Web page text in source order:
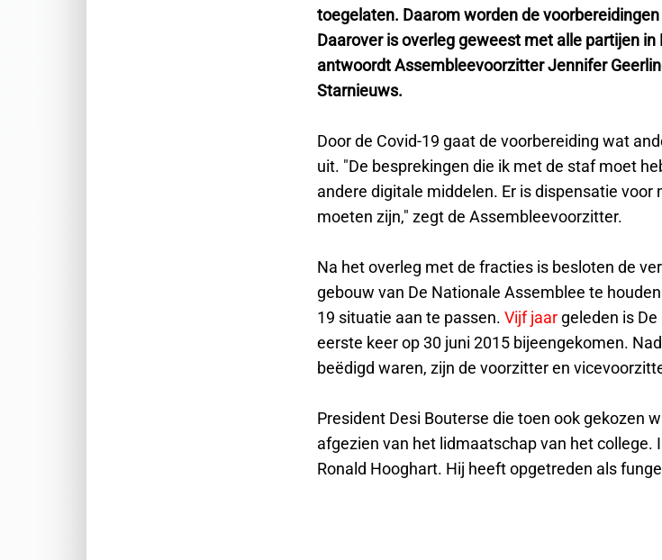
toegelaten. Daarom worden de
Daarover is overleg geweest met alle partijen
antwoordt Assembleevoorzitter Jennifer
Starnieuws.
Door de Covid-19 gaat de voorbereiding wat
uit. "De besprekingen die ik met de staf moet
andere digitale middelen. Er is dispensatie voor
moeten zijn," zegt de Assembleevoorzitter.
Na het overleg met de fracties is besloten de
gebouw van De Nationale Assemblee te
19 situatie aan te passen. Vijf jaar geleden is
eerste keer op 30 juni 2015 bijeengekomen.
beëdigd waren, zijn de voorzitter en
President Desi Bouterse die toen ook gekozen
afgezien van het lidmaatschap van het college.
Ronald Hooghart. Hij heeft opgetreden als